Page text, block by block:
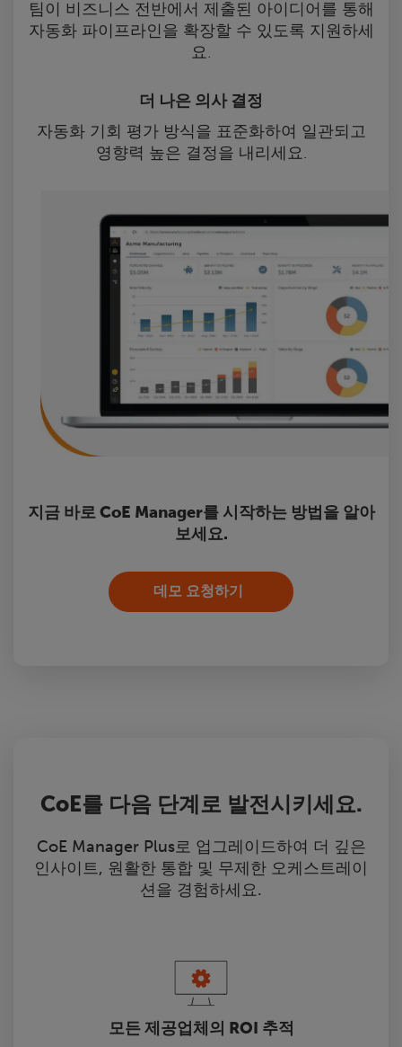
팀이 비즈니스 전반에서 제출된 아이디어를 통해
자동화 파이프라인을 확장할 수 있도록 지원하세
요.
더 나은 의사 결정
자동화 기회 평가 방식을 표준화하여 일관되고
영향력 높은 결정을 내리세요.
지금 바로 CoE Manager를 시작하는 방법을 알아
보세요.
데모 요청하기
CoE를 다음 단계로 발전시키세요.
CoE Manager Plus로 업그레이드하여 더 깊은
인사이트, 원활한 통합 및 무제한 오케스트레이
션을 경험하세요.
모든 제공업체의 ROI 추적